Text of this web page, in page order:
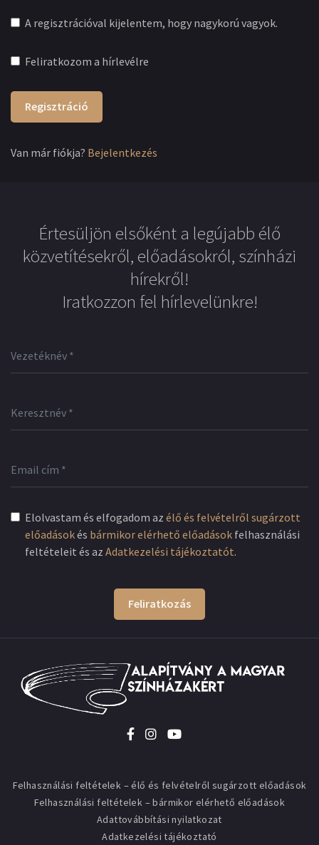
A regisztrációval kijelentem, hogy nagykorú vagyok.
Feliratkozom a hírlevélre
Regisztráció
Van már fiókja? Bejelentkezés
Értesüljön elsőként a legújabb élő
közvetítésekről, előadásokról, színházi
hírekről!
Iratkozzon fel hírlevelünkre!
Elolvastam és elfogadom az élő és felvételről sugárzott
előadásokés bármikor elérhető előadások felhasználási
feltételeit és az Adatkezelési tájékoztatót.
Feliratkozás
Felhasználási feltételek – élő és felvételről sugárzott előadások
Felhasználási feltételek – bármikor elérhető előadások
Adattovábbítási nyilatkozat
Adatkezelési tájékoztató